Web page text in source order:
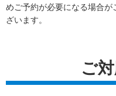
めご予約が必要になる場合が
ざいます。
ご